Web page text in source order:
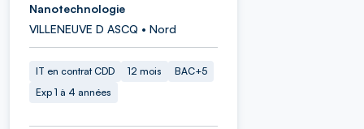
Nanotechnologie
VILLENEUVE D ASCQ • Nord
IT en contrat CDD 12 mois
BAC+5
Exp 1 à 4 années